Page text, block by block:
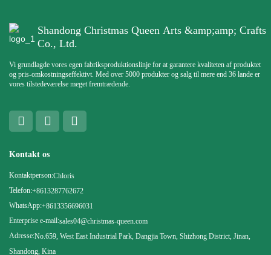
Shandong Christmas Queen Arts &amp;amp; Crafts
Co., Ltd.
Vi grundlagde vores egen fabriksproduktionslinje for at garantere kvaliteten af ​​produktet
og pris-omkostningseffektivt. Med over 5000 produkter og salg til mere end 36 lande er
vores tilstedeværelse meget fremtrædende.
Kontakt os
Kontaktperson:Chloris
Telefon:+8613287762672
WhatsApp:+8613356696031
Enterprise e-mail:sales04@christmas-queen.com
Adresse:No.659, West East Industrial Park, Dangjia Town, Shizhong District, Jinan,
Shandong, Kina